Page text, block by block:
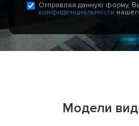
Отправляя данную форму,
конфиденциальности
Модели